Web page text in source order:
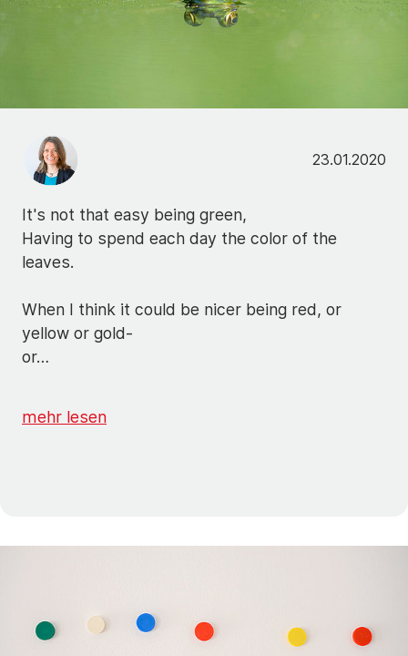
23.01.2020
It's not that easy being green,
Having to spend each day the color of the
leaves.
When I think it could be nicer being red, or
yellow or gold-
or…
mehr lesen